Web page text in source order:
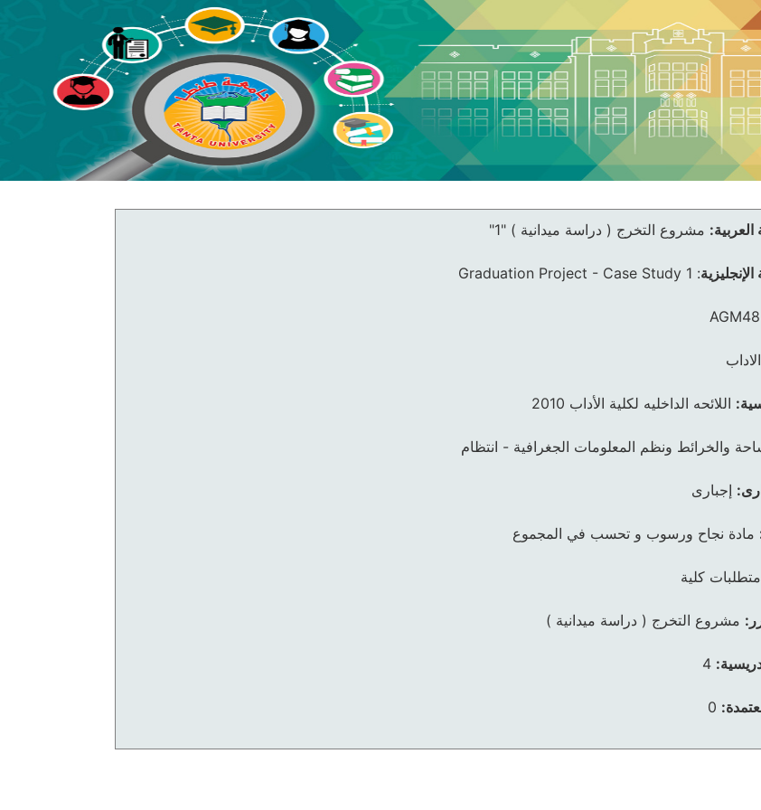
العربية: مشروع التخرج ( دراسة ميدانية ) "1"
:
Graduation Project - Case Study 1
AGM48
اللائحه الداخليه لكلية الأداب 2010
والخرائط ونظم المعلومات الجغرافية - انتظام
إجبارى
مادة نجاح ورسوب و تحسب في المجموع
متطلبات كلية
مشروع التخرج ( دراسة ميدانية )
4
0